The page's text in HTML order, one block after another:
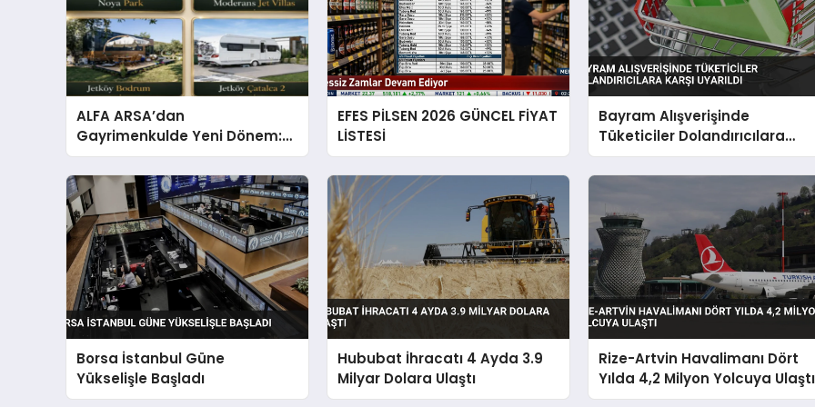
ALFA ARSA’dan
Gayrimenkulde Yeni Dönem:
Premium Yaşam ve Yatırım
Fırsatları Bir Arada
EFES PİLSEN 2026 GÜNCEL FİYAT
LİSTESİ
Bayram Alışverişinde
Tüketiciler Dolandırıcılara
Karşı Uyarıldı
Borsa İstanbul Güne
Yükselişle Başladı
Hububat İhracatı 4 Ayda 3.9
Milyar Dolara Ulaştı
Rize-Artvin Havalimanı Dört
Yılda 4,2 Milyon Yolcuya Ulaştı